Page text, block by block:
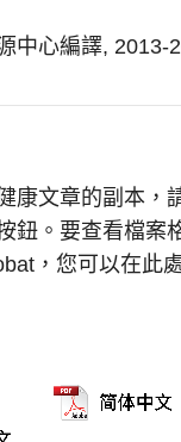
中心編譯, 2013-
康文章的副本，
鈕。要查看檔案
，您可以在此